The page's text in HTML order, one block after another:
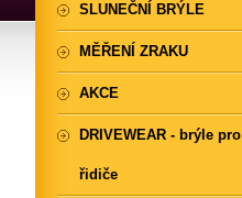
SLUNEČNÍ BRÝLE
MĚŘENÍ ZRAKU
AKCE
DRIVEWEAR - brýle pro
řidiče